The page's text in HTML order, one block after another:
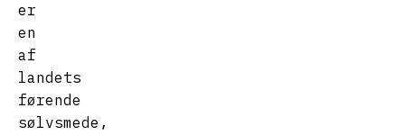
er
en
af
landets
førende
sølvsmede,